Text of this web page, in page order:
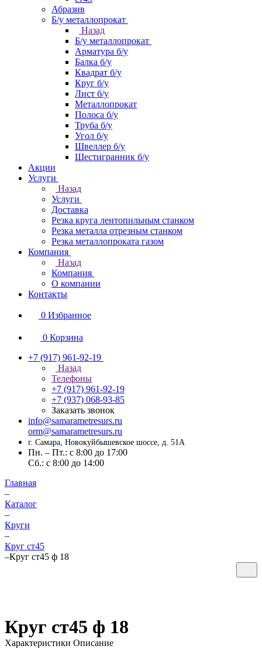
Абразив
Б/у металлопрокат
Назад
Б/у металлопрокат
Арматура б/у
Балка б/у
Квадрат б/у
Круг б/у
Лист б/у
Металлопрокат
Полоса б/у
Труба б/у
Угол б/у
Швеллер б/у
Шестигранник б/у
Акции
Услуги
Назад
Услуги
Доставка
Резка круга лентопильным станком
Резка металла отрезным станком
Резка металлопроката газом
Компания
Назад
Компания
О компании
Контакты
0 Избранное
0 Корзина
+7 (917) 961-92-19
Назад
Телефоны
+7 (917) 961-92-19
+7 (937) 068-93-85
Заказать звонок
info@samarametresurs.ru
orm@samarametresurs.ru
г. Самара, Новокуйбышевское шоссе, д. 51А
Пн. – Пт.: с 8:00 до 17:00
Cб.: с 8:00 до 14:00
Главная
–
Каталог
–
Круги
–
Круг ст45
–Круг ст45 ф 18
Круг ст45 ф 18
Характеристики Описание